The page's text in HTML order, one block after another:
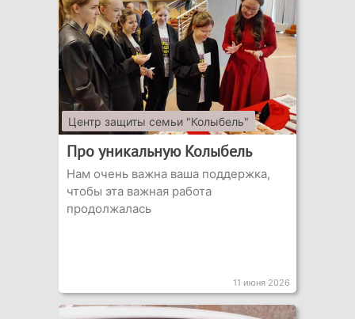
Центр защиты семьи "Колыбель"
Про уникальную Колыбель
Нам очень важна ваша поддержка,
чтобы эта важная работа
продолжалась
11 июня 2026